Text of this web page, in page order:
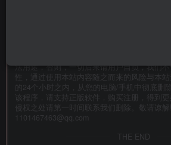
5.本站资源售价只是赞助，收取费用仅维持本
本站提供的资源，都来自网络，版权争议与
法用途，否则，一切后果请用户自负，我们
性，通过使用本站内容随之而来的风险与本
的24个小时之内，从您的电脑/手机中彻底删
该程序，请支持正版软件，购买注册，得到更
侵权之处请第一时间联系我们删除。敬请谅解!
1101467463@qq.com
THE END